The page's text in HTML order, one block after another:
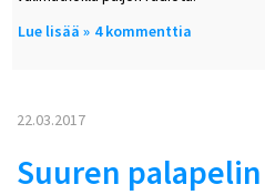
Lue lisää about
4 kommenttia
22.03.2017
Suuren